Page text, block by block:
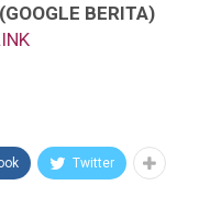
BERITA)
Twitter